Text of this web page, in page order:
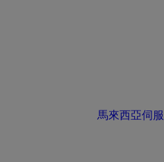
馬來西亞伺